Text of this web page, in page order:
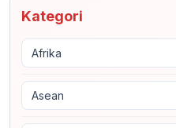
Kategori
Afrika
Asean